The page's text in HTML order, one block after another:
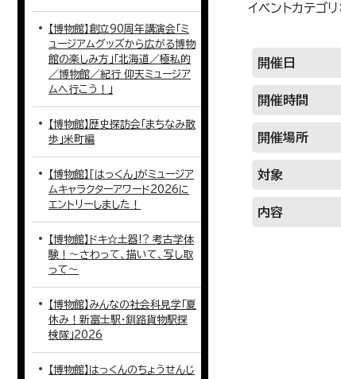
イベントカテゴリ：
開催日
開催時間
開催場所
対象
内容
【博物館】創立90周年講演会「ミ
ュージアムグッズから広がる博物
館の楽しみ方」「北海道／極私的
／博物館／紀行 仰天ミュージア
ムへ行こう！」
【博物館】歴史探訪会「まちなみ散
歩」米町編
【博物館】[はっくん」がミュージア
ムキャラクターアワード2026に
エントリーしました！
【博物館】ドキ☆土器!? 考古学体
験！～さわって、描いて、写し取
って～
【博物館】みんなの社会科見学「夏
休み！新富士駅・釧路貨物駅探
検隊」2026
【博物館】はっくんのちょうせんじ